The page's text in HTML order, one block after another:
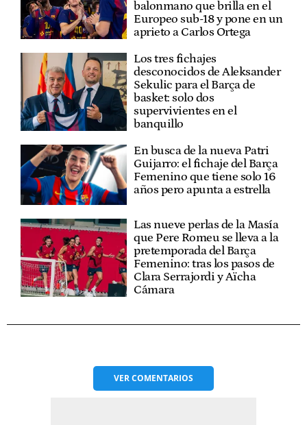
balonmano que brilla en el
Europeo sub-18 y pone en un
aprieto a Carlos Ortega
Los tres fichajes
desconocidos de Aleksander
Sekulic para el Barça de
basket: solo dos
supervivientes en el
banquillo
En busca de la nueva Patri
Guijarro: el fichaje del Barça
Femenino que tiene solo 16
años pero apunta a estrella
Las nueve perlas de la Masía
que Pere Romeu se lleva a la
pretemporada del Barça
Femenino: tras los pasos de
Clara Serrajordi y Aïcha
Cámara
VERCOMENTARIOS